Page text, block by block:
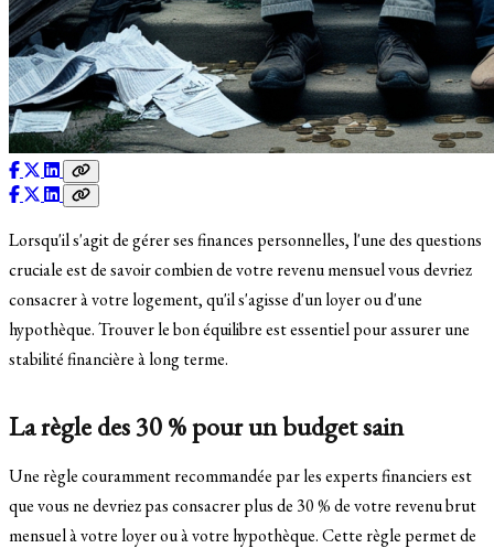
Lorsqu'il s'agit de gérer ses finances personnelles, l'une des questions
cruciale est de savoir combien de votre revenu mensuel vous devriez
consacrer à votre logement, qu'il s'agisse d'un loyer ou d'une
hypothèque. Trouver le bon équilibre est essentiel pour assurer une
stabilité financière à long terme.
La règle des 30 % pour un budget sain
Une règle couramment recommandée par les experts financiers est
que vous ne devriez pas consacrer plus de 30 % de votre revenu brut
mensuel à votre loyer ou à votre hypothèque. Cette règle permet de